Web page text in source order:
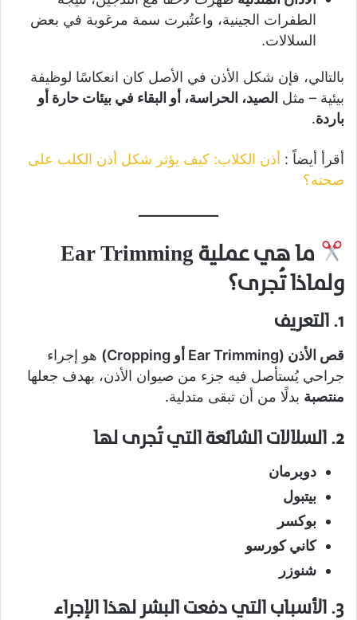
الطفرات الجينية، واعتُبرت سمة مرغوبة في بعض
السلالات.
بالتالي، فإن شكل الأذن في الأصل كان انعكاسًا لوظيفة
بيئية – مثل الصيد، الحراسة، أو البقاء في بيئات حارة أو
باردة.
أقرأ أيضاً : أذن الكلاب: كيف يؤثر شكل أذن الكلب على
صحته؟
ما هي عملية Ear Trimming
ولماذا تُجرى؟
1. التعريف
قص الأذن (Ear Trimming أو Cropping)
هو إجراء
جراحي يُستأصل فيه جزء من صيوان الأذن، بهدف جعلها
منتصبة بدلًا من أن تبقى متدلية.
2. السلالات الشائعة التي تُجرى لها
دوبرمان
بيتبول
بوكسر
كاني كورسو
شنوزر
3. الأسباب التي دفعت البشر لهذا الإجراء